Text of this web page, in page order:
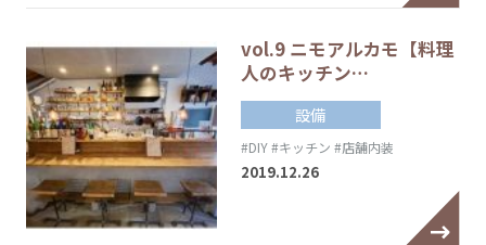
vol.9 ニモアルカモ【料理
人のキッチン…
設備
#DIY#キッチン #店舗内装
2019.12.26